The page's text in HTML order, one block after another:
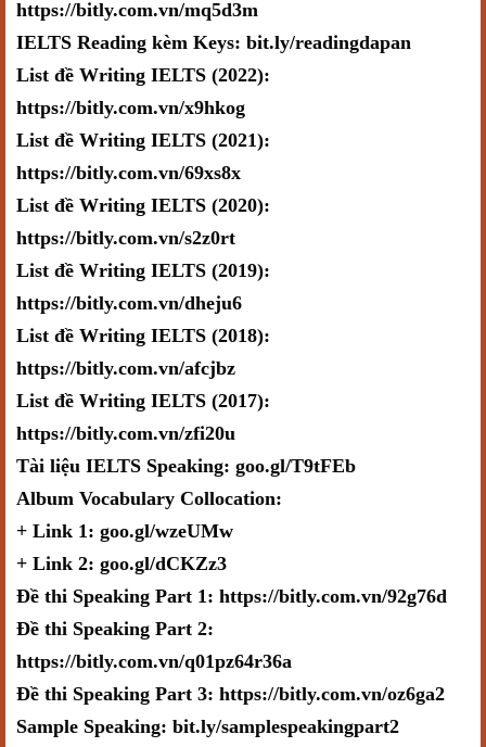
https://bitly.com.vn/mq5d3m
IELTS Reading kèm Keys: bit.ly/readingdapan
List đề Writing IELTS (2022):
https://bitly.com.vn/x9hkog
List đề Writing IELTS (2021):
https://bitly.com.vn/69xs8x
List đề Writing IELTS (2020):
https://bitly.com.vn/s2z0rt
List đề Writing IELTS (2019):
https://bitly.com.vn/dheju6
List đề Writing IELTS (2018):
https://bitly.com.vn/afcjbz
List đề Writing IELTS (2017):
https://bitly.com.vn/zfi20u
Tài liệu IELTS Speaking: goo.gl/T9tFEb
Album Vocabulary Collocation:
+ Link 1: goo.gl/wzeUMw
+ Link 2: goo.gl/dCKZz3
Đề thi Speaking Part 1: https://bitly.com.vn/92g76d
Đề thi Speaking Part 2:
https://bitly.com.vn/q01pz64r36a
Đề thi Speaking Part 3: https://bitly.com.vn/oz6ga2
Sample Speaking: bit.ly/samplespeakingpart2